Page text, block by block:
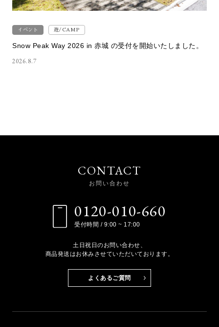
イベント 遊/CAMP
Snow Peak Way 2026 in 赤城 の受付を開始いたしました。
2026.8.7
CONTACT
お問い合わせ
0120-010-660
受付時間 / 9:00 ~ 17:00
土日祝日のお問い合わせ、
商品発送はお休みさせていただいております。
よくあるご質問